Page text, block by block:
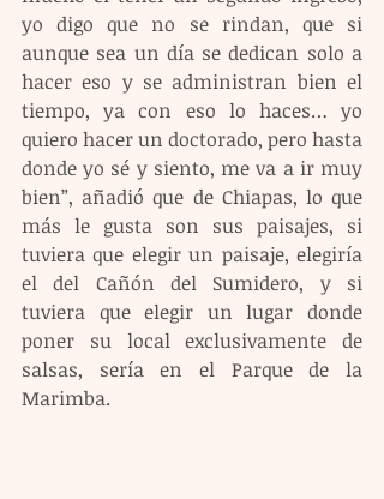
yo digo que no se rindan, que si
aunque sea un día se dedican solo a
hacer eso y se administran bien el
tiempo, ya con eso lo haces… yo
quiero hacer un doctorado, pero hasta
donde yo sé y siento, me va a ir muy
bien”, añadió que de Chiapas, lo que
más le gusta son sus paisajes, si
tuviera que elegir un paisaje, elegiría
el del Cañón del Sumidero, y si
tuviera que elegir un lugar donde
poner su local exclusivamente de
salsas, sería en el Parque de la
Marimba.